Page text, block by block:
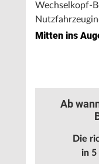
Wechselkopf-
Mitten ins
Ab
Die
in 5